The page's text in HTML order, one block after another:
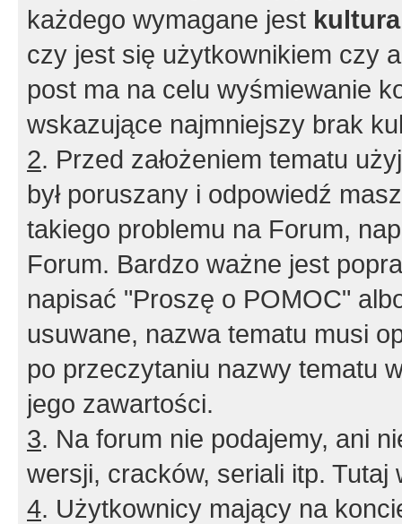
każdego wymagane jest
czy jest się użytkownikiem czy
post ma na celu wyśmiewanie
wskazujące najmniejszy brak
2. Przed założeniem tematu
był poruszany i odpowiedź
takiego problemu na Forum,
Forum. Bardzo ważne jest
napisać "Proszę o POMOC"
usuwane, nazwa tematu musi
po przeczytaniu nazwy tematu
jego zawartości.
3. Na forum nie podajemy, ani
wersji, cracków, seriali itp. Tutaj
4. Użytkownicy mający na